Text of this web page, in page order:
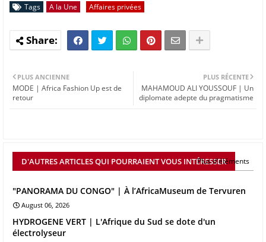
Tags A la Une Affaires privées
PLUS RÉCENTE
MAHAMOUD ALI YOUSSOUF | Un
diplomate adepte du pragmatisme
PLUS ANCIENNE
MODE | Africa Fashion Up est de
retour
D'AUTRES ARTICLES QUI POURRAIENT VOUS INTÉRESSER
Plus d'éléments
"PANORAMA DU CONGO" | À l’AfricaMuseum de Tervuren
August 06, 2026
HYDROGENE VERT | L'Afrique du Sud se dote d'un
électrolyseur